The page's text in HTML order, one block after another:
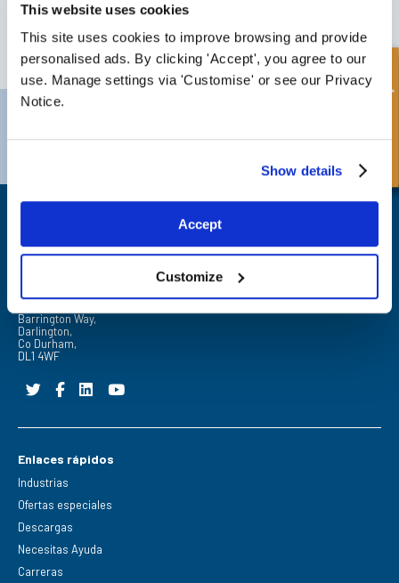
This website uses cookies
This site uses cookies to improve browsing and provide
personalised ads. By clicking 'Accept', you agree to our
use. Manage settings via 'Customise' or see our Privacy
Notice.
Show details
Accept
Customize
últimas ofertas especiales y nuevos productos.
SUSCRIBIRSE
Teléfono:+44 (0) 1325 282732
Teléfono:+44 (0)
FPE Seals Ltd
Barrington Way,
Darlington,
Co Durham,
DL1 4WF
Enlaces rápidos
Industrias
Ofertas especiales
Descargas
Necesitas Ayuda
Carreras
Consulta rápida